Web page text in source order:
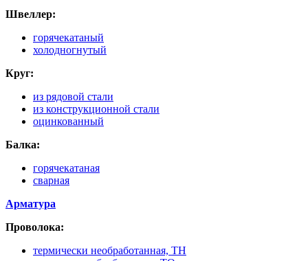
Швеллер:
горячекатаный
холодногнутый
Круг:
из рядовой стали
из конструкционной стали
оцинкованный
Балка:
горячекатаная
сварная
Арматура
Проволока:
термически необработанная, ТН